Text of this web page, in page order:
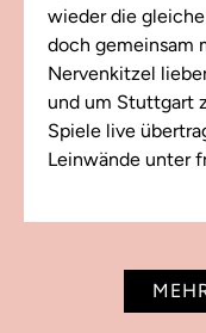
wieder die
doch gemeinsam
Nervenkitzel
und um Stuttgart
Spiele live
Leinwände unter